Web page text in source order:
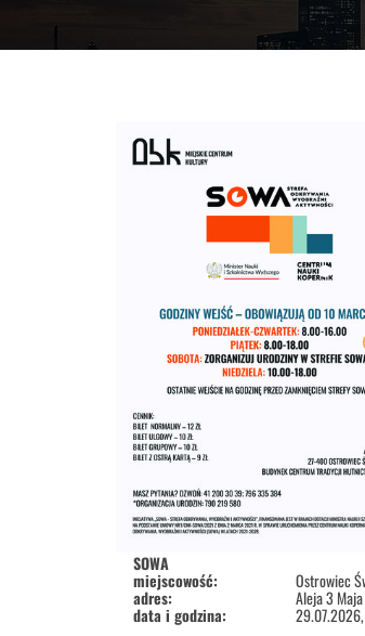
SOWA
miejscowość: Ostrowiec
adres: Aleja 3
data i godzina: